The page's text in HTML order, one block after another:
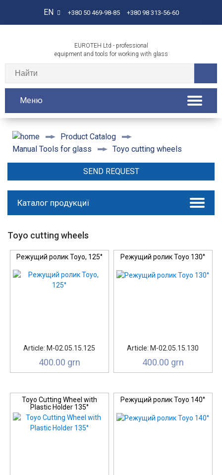
EN +380 50 469-98-85 +380 98 313-56-60
EUROTEH Ltd - professional
equipment and tools for working with glass
Меню
Product Catalog
Manual Tools for glass
Toyo cutting wheels
SEND REQUEST
Каталог продукциї
Toyo cutting wheels
Режущий ролик Toyo, 125°
Article: М-02.05.15.125
400.00 grn
Режущий ролик Toyo 130°
Article: М-02.05.15.130
400.00 grn
Toyo Cutting Wheel with
Plastic Holder 135°
Режущий ролик Toyo 140°